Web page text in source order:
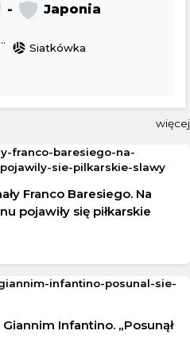
- Japonia
sports_volleyball Siatkówka
więcej
Franco Baresiego. Na
pojawiły się piłkarskie
Infantino. „Posunął